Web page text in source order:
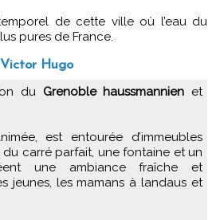
de cette ville où l’eau du
pures de France.
Hugo
du Grenoble haussmannien et
est entourée d’immeubles
carré parfait, une fontaine et un
une ambiance fraîche et
jeunes, les mamans à landaus et